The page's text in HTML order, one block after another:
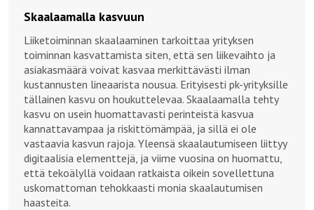
Skaalaamalla kasvuun
Liiketoiminnan skaalaaminen tarkoittaa yrityksen
toiminnan kasvattamista siten, että sen liikevaihto ja
asiakasmäärä voivat kasvaa merkittävästi ilman
kustannusten lineaarista nousua. Erityisesti pk-yrityksille
tällainen kasvu on houkuttelevaa. Skaalaamalla tehty
kasvu on usein huomattavasti perinteistä kasvua
kannattavampaa ja riskittömämpää, ja sillä ei ole
vastaavia kasvun rajoja. Yleensä skaalautumiseen liittyy
digitaalisia elementtejä, ja viime vuosina on huomattu,
että tekoälyllä voidaan ratkaista oikein sovellettuna
uskomattoman tehokkaasti monia skaalautumisen
haasteita.